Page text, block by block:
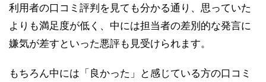
利用者の口コミ評判を見ても分かる通り、思っていた
よりも満足度が低く、中には担当者の差別的な発言に
嫌気が差すといった悪評も見受けられます。
もちろん中には「良かった」と感じている方の口コミ